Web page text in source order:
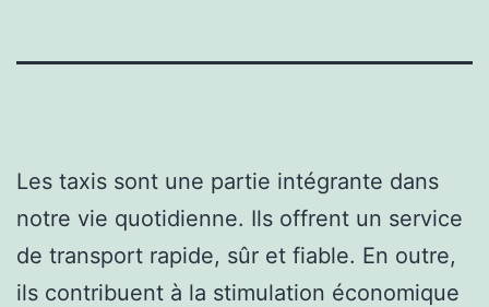
Les taxis sont une partie intégrante dans
notre vie quotidienne. Ils offrent un service
de transport rapide, sûr et fiable. En outre,
ils contribuent à la stimulation économique